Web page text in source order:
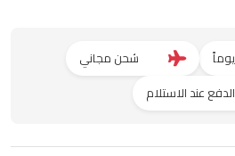
شحن مجاني
الدفع عند الاستلام